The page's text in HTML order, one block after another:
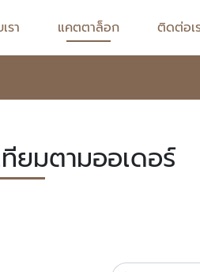
รา แคตตาล็อก ติดต่อเ
ยมตามออเดอร์